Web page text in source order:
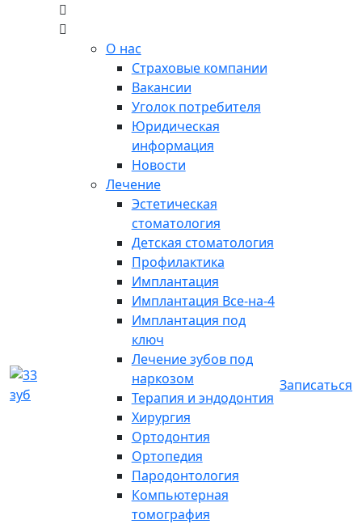
О нас
Страховые компании
Вакансии
Уголок потребителя
Юридическая
информация
Новости
Лечение
Эстетическая
стоматология
Детская стоматология
Профилактика
Имплантация
Имплантация Все-на-4
Имплантация под
ключ
Лечение зубов под
наркозом
Терапия и эндодонтия
Хирургия
Ортодонтия
Ортопедия
Пародонтология
Компьютерная
томография
Записаться